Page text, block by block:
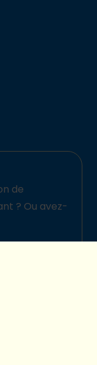
de
? Ou avez-